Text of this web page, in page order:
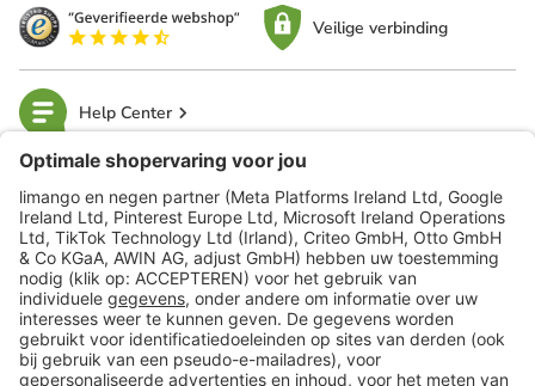
Veilige verbinding
Help Center
limango
Veilig winkelen
Klantenservice
Shop